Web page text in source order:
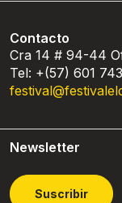
Contacto
Cra 14 # 94-44
Tel: +(57) 601
Newsletter
Suscribir